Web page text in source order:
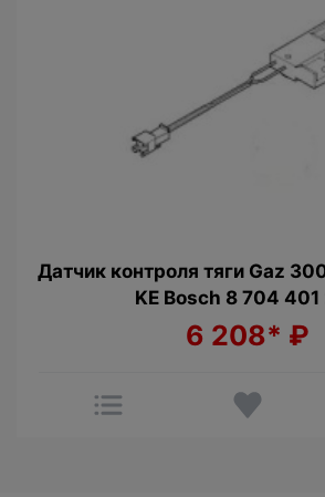
Датчик контроля тяги Gaz
KE Bosch 8 704
6 208* ₽